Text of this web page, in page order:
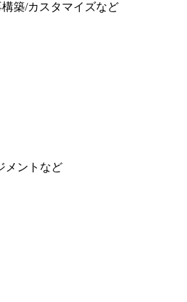
築/カスタマイズなど
メントなど